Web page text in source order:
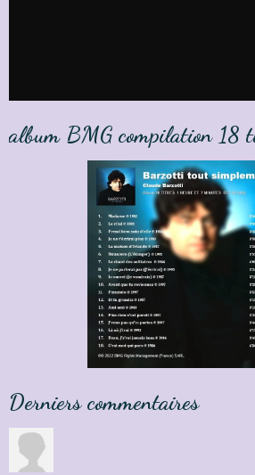
album BMG compilation 18
Derniers commentaires